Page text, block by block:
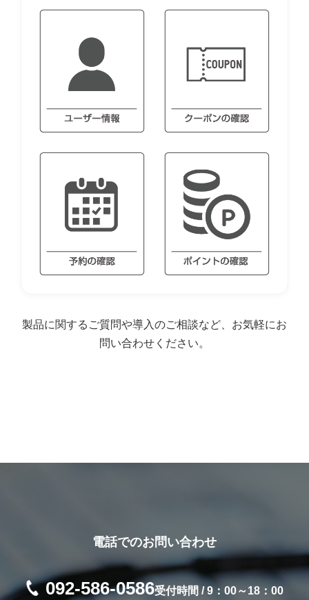
製品に関するご質問や導入のご相談など、お気軽にお
問い合わせください。
電話でのお問い合わせ
092-586-0586受付時間 / 9：00～18：00